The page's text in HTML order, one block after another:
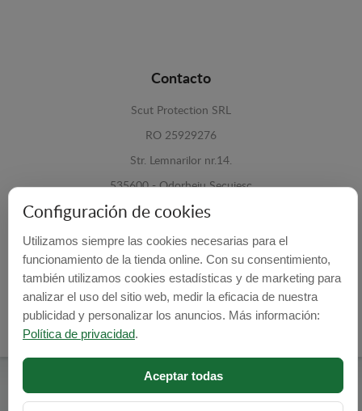
Contacto
Scut Protection SRL
RO 25929276
Str. Lemnarilor nr.14.
535600 - Odorheiu Secuiesc
Harghita, Romania
E-mail: info@cubrecarter.com
Site: www.cubrecarter.com
Programed Bylokopi WEB
Configuración de cookies
Utilizamos siempre las cookies necesarias para el
funcionamiento de la tienda online. Con su consentimiento,
también utilizamos cookies estadísticas y de marketing para
analizar el uso del sitio web, medir la eficacia de nuestra
publicidad y personalizar los anuncios. Más información:
Política de privacidad.
Aceptar todas